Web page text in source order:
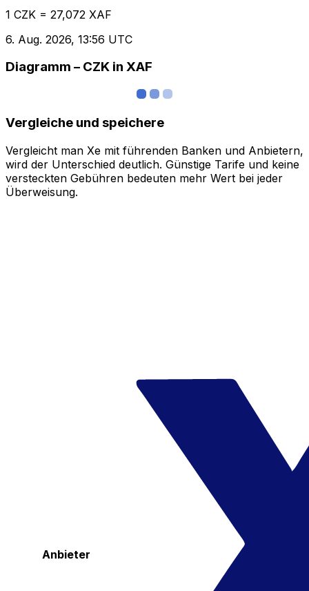
1 CZK = 27,072 XAF
6. Aug. 2026, 13:56 UTC
Diagramm – CZK in XAF
Vergleiche und speichere
Vergleicht man Xe mit führenden Banken und Anbietern,
wird der Unterschied deutlich. Günstige Tarife und keine
versteckten Gebühren bedeuten mehr Wert bei jeder
Überweisung.
Anbieter